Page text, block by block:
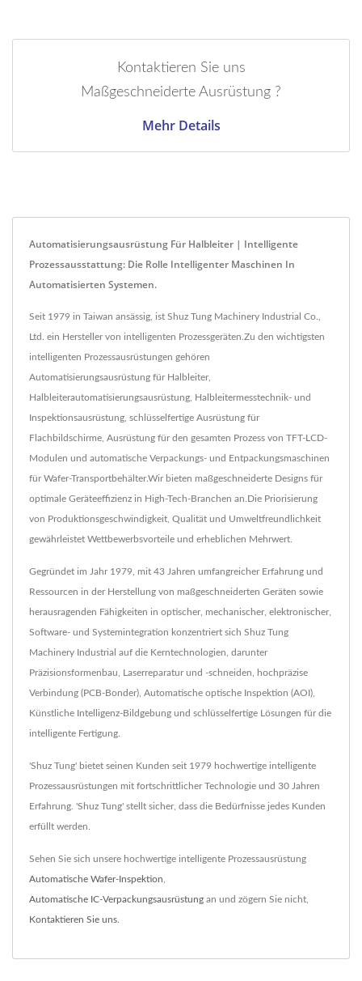
Kontaktieren Sie uns
Maßgeschneiderte Ausrüstung ?
Mehr Details
Automatisierungsausrüstung Für Halbleiter | Intelligente
Prozessausstattung: Die Rolle Intelligenter Maschinen In
Automatisierten Systemen.
Seit 1979 in Taiwan ansässig, ist Shuz Tung Machinery Industrial Co.,
Ltd. ein Hersteller von intelligenten Prozessgeräten.Zu den wichtigsten
intelligenten Prozessausrüstungen gehören
Automatisierungsausrüstung für Halbleiter,
Halbleiterautomatisierungsausrüstung, Halbleitermesstechnik- und
Inspektionsausrüstung, schlüsselfertige Ausrüstung für
Flachbildschirme, Ausrüstung für den gesamten Prozess von TFT-LCD-
Modulen und automatische Verpackungs- und Entpackungsmaschinen
für Wafer-Transportbehälter.Wir bieten maßgeschneiderte Designs für
optimale Geräteeffizienz in High-Tech-Branchen an.Die Priorisierung
von Produktionsgeschwindigkeit, Qualität und Umweltfreundlichkeit
gewährleistet Wettbewerbsvorteile und erheblichen Mehrwert.
Gegründet im Jahr 1979, mit 43 Jahren umfangreicher Erfahrung und
Ressourcen in der Herstellung von maßgeschneiderten Geräten sowie
herausragenden Fähigkeiten in optischer, mechanischer, elektronischer,
Software- und Systemintegration konzentriert sich Shuz Tung
Machinery Industrial auf die Kerntechnologien, darunter
Präzisionsformenbau, Laserreparatur und -schneiden, hochpräzise
Verbindung (PCB-Bonder), Automatische optische Inspektion (AOI),
Künstliche Intelligenz-Bildgebung und schlüsselfertige Lösungen für die
intelligente Fertigung.
'Shuz Tung' bietet seinen Kunden seit 1979 hochwertige intelligente
Prozessausrüstungen mit fortschrittlicher Technologie und 30 Jahren
Erfahrung. 'Shuz Tung' stellt sicher, dass die Bedürfnisse jedes Kunden
erfüllt werden.
Sehen Sie sich unsere hochwertige intelligente Prozessausrüstung
Automatische Wafer-Inspektion
Automatische IC-Verpackungsausrüstung an und zögern Sie nicht,
Kontaktieren Sie uns